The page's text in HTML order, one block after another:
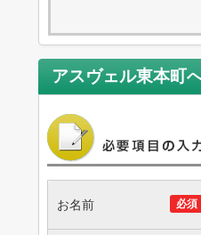
アスヴェル東本町
必須
お名前